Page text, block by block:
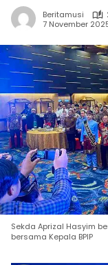
Beritamusi
7 November
Sekda Aprizal Hasyim
bersama Kepala BPIP